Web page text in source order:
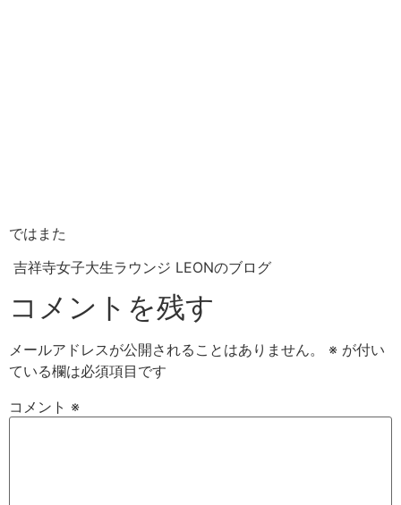
ではまた
吉祥寺女子大生ラウンジ LEONのブログ
コメントを残す
メールアドレスが公開されることはありません。 ※ が付い
ている欄は必須項目です
コメント ※